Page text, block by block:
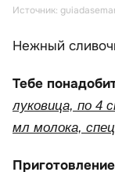
Источник:
Нежный
Тебе
луковица, по 4
мл молока,